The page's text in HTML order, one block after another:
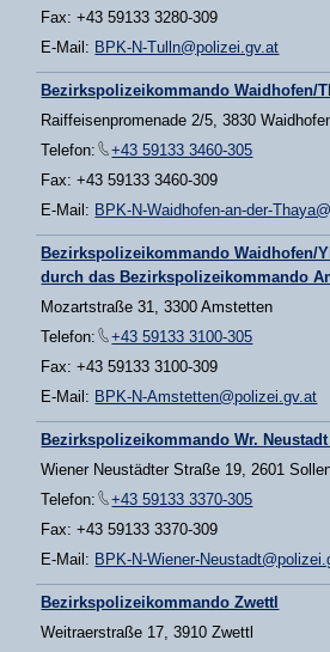
Fax: +43 59133 3280-309
E-Mail: BPK-N-Tulln@polizei.gv.at
Bezirkspolizeikommando Waidhofen/
Raiffeisenpromenade 2/5, 3830
Telefon:
+43 59133 3460-305
Fax: +43 59133 3460-309
E-Mail: BPK-N-Waidhofen-an-der-
Bezirkspolizeikommando Waidhofen/
durch das Bezirkspolizeikommando
Mozartstraße 31, 3300 Amstetten
Telefon:
+43 59133 3100-305
Fax: +43 59133 3100-309
E-Mail: BPK-N-Amstetten@polizei.gv.at
Bezirkspolizeikommando Wr.
Wiener Neustädter Straße 19, 2601
Telefon:
+43 59133 3370-305
Fax: +43 59133 3370-309
E-Mail: BPK-N-Wiener-
Bezirkspolizeikommando Zwettl
Weitraerstraße 17, 3910 Zwettl